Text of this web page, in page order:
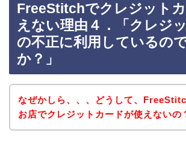
FreeStitchでクレジット
えない理由４．「クレジ
の不正に利用しているの
か？」
なぜかしら、、、どうして、
お店でクレジットカードが使えないの